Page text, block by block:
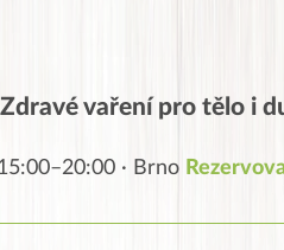
vaření pro tělo i
· Brno